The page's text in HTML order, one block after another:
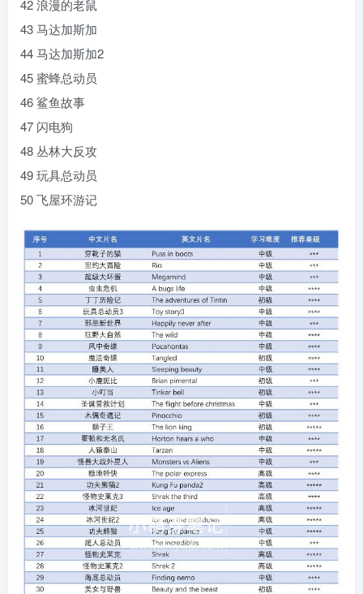
42 浪漫的老鼠
43 马达加斯加
44 马达加斯加2
45 蜜蜂总动员
46 鲨鱼故事
47 闪电狗
48 丛林大反攻
49 玩具总动员
50 飞屋环游记